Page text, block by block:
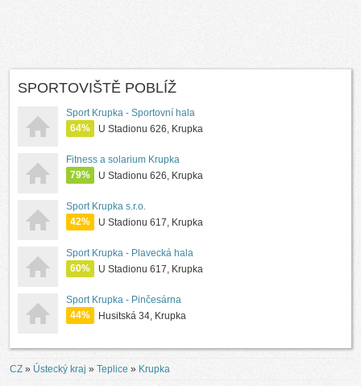
SPORTOVIŠTĚ POBLÍŽ
Sport Krupka - Sportovní hala
64%
U Stadionu 626, Krupka
Fitness a solarium Krupka
79%
U Stadionu 626, Krupka
Sport Krupka s.r.o.
42%
U Stadionu 617, Krupka
Sport Krupka - Plavecká hala
60%
U Stadionu 617, Krupka
Sport Krupka - Pinčesárna
44%
Husitská 34, Krupka
CZ » Ústecký kraj » Teplice » Krupka